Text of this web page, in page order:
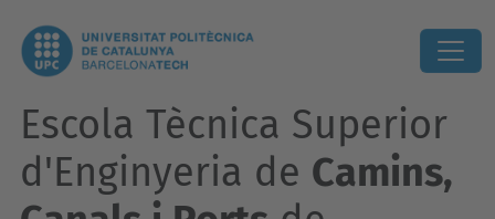
Escola Tècnica Superior
d'Enginyeria de Camins,